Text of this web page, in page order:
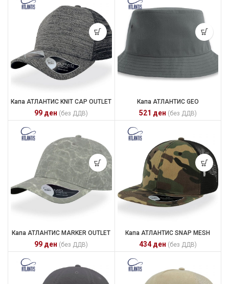
Капа АТЛАНТИС KNIT CAP OUTLET
99 ден (без ДДВ)
Капа АТЛАНТИС GEO
521 ден (без ДДВ)
Капа АТЛАНТИС MARKER OUTLET
99 ден (без ДДВ)
Капа АТЛАНТИС SNAP MESH
434ден (без ДДВ)